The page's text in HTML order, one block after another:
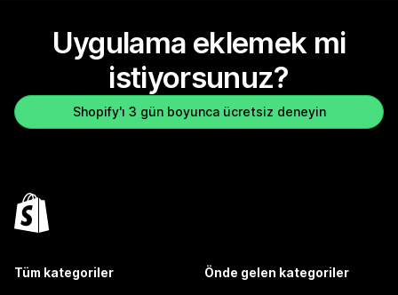
Uygulama eklemek mi
istiyorsunuz?
Shopify'ı 3 gün boyunca ücretsiz deneyin
Tüm kategoriler Önde gelen kategoriler